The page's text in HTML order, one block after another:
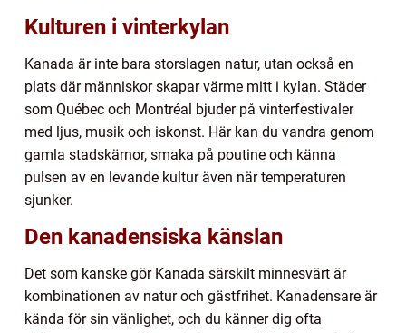
Kulturen i vinterkylan
Kanada är inte bara storslagen natur, utan också en
plats där människor skapar värme mitt i kylan. Städer
som Québec och Montréal bjuder på vinterfestivaler
med ljus, musik och iskonst. Här kan du vandra genom
gamla stadskärnor, smaka på poutine och känna
pulsen av en levande kultur även när temperaturen
sjunker.
Den kanadensiska känslan
Det som kanske gör Kanada särskilt minnesvärt är
kombinationen av natur och gästfrihet. Kanadensare är
kända för sin vänlighet, och du känner dig ofta